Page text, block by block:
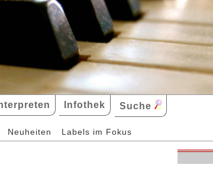
Infothek Suche
Neuheiten Labels im Fokus